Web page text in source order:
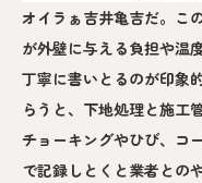
オイラぁ吉井亀吉だ。こ
が外壁に与える負担や温
丁寧に書いとるのが印象
らうと、下地処理と施工
チョーキングやひび、コ
で記録しとくと業者との